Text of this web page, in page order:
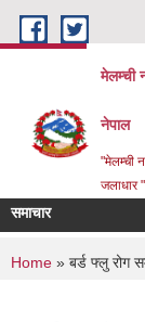
Skip to main content
मेलम्ची
नेपाल
"मेलम्ची
जलाधार "
समाचार
You are
Home » बर्ड फ्लु रोग